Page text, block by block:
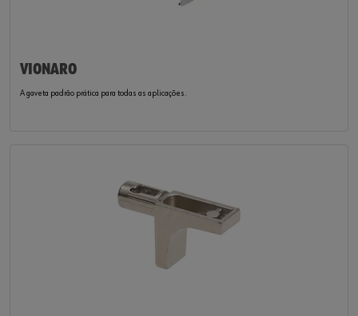
VIONARO
A gaveta padrão prática para todas as aplicações.